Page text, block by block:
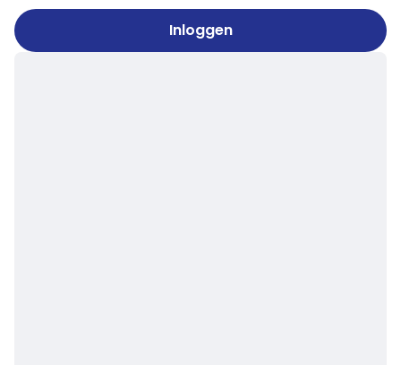
Inloggen